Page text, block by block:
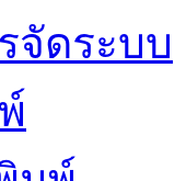
จัดระบบ